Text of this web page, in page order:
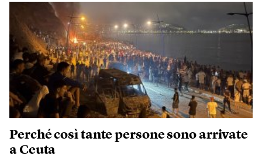
Perché così tante persone sono arrivate
a Ceuta